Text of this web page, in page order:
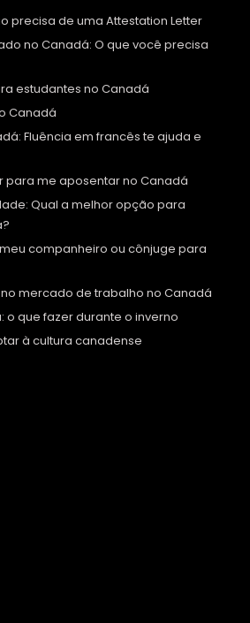
precisa de uma Attestation Letter
no Canadá: O que você precisa
estudantes no Canadá
Canadá
Fluência em francês te ajuda e
para me aposentar no Canadá
Qual a melhor opção para
companheiro ou cônjuge para
mercado de trabalho no Canadá
o que fazer durante o inverno
à cultura canadense